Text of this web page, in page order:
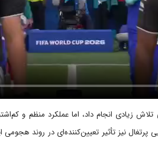
زیادی انجام داد، اما عملکرد منظم و
نیز تأثیر تعیین‌کننده‌ای در روند